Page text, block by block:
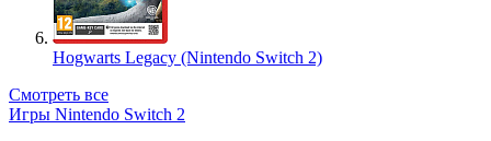
Hogwarts Legacy (Nintendo Switch 2)
Смотреть все
Игры Nintendo Switch 2